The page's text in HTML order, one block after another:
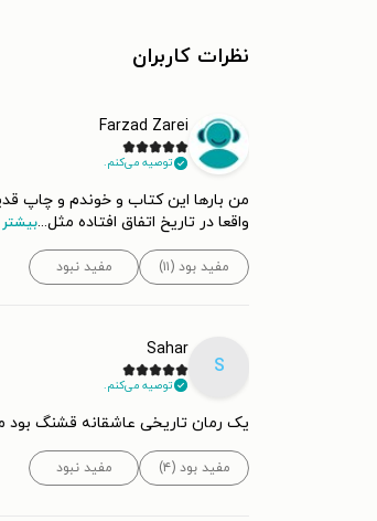
نظرات کاربران
Farzad Zarei
توصیه می‌کنم.
من بارها این کتاب و خوندم و چاپ
واقعا در تاریخ اتفاق افتاده مثل...بیشتر
مفید بود (۱۱) مفید نبود
S
Sahar
توصیه می‌کنم.
یک رمان تاریخی عاشقانه قشنگ
مفید بود (۴) مفید نبود